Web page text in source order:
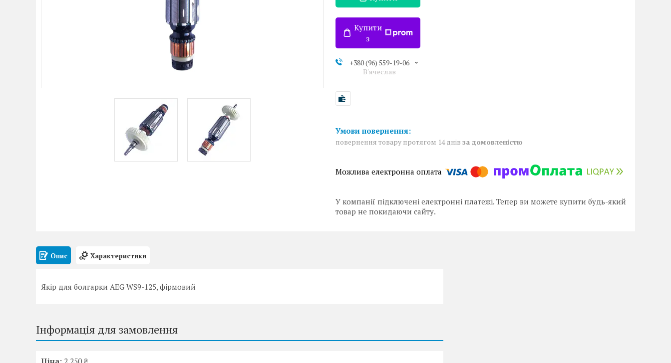
Купити
з
+380 (96) 559-19-06
В'ячеслав
повернення товару протягом 14 днів за домовленістю
У компанії підключені електронні платежі. Тепер ви можете купити будь-який
товар не покидаючи сайту.
Опис Характеристики
Якір для болгарки AEG WS9-125, фірмовий
Інформація для замовлення
Ціна: 2 250 ₴